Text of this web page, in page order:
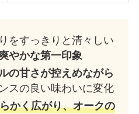
をすっきりと清々しい
やかな第一印象
の甘さが控えめながら
スの良い味わいに変化
かく広がり、オークの